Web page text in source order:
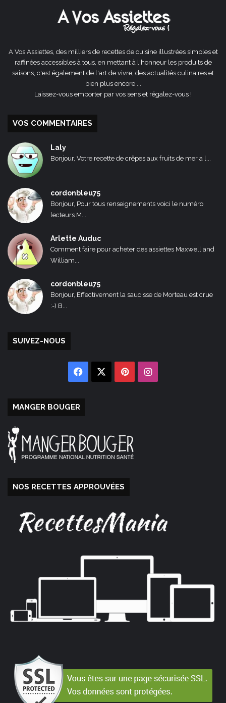
A Vos Assiettes, des milliers de recettes de cuisine illustrées simples et
raffinées accessibles à tous, en mettant à l'honneur les produits de
saisons, c'est également de l'art de vivre, des actualités culinaires et
bien plus encore ...
Laissez-vous emporter par vos sens et régalez-vous !
VOS COMMENTAIRES
Laly
Bonjour, Votre recette de crêpes aux fruits de mer a l...
cordonbleu75
Bonjour, Pour tous renseignements voici le numéro
lecteurs M...
Arlette Auduc
Comment faire pour acheter des assiettes Maxwell and
William...
cordonbleu75
Bonjour, Effectivement la saucisse de Morteau est crue
:-) B...
SUIVEZ-NOUS
Facebook PinterestInstagram
MANGER BOUGER
NOS RECETTES APPROUVÉES